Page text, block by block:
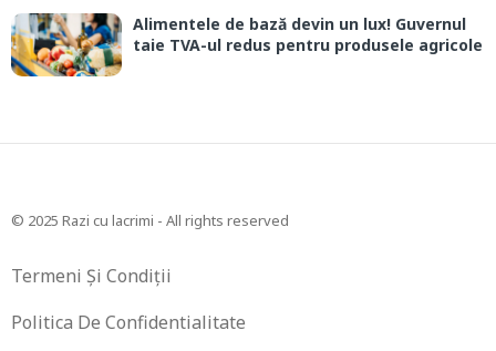
Alimentele de bază devin un lux! Guvernul
taie TVA-ul redus pentru produsele agricole
© 2025 Razi cu lacrimi - All rights reserved
Termeni Și Condiții
Politica De Confidentialitate